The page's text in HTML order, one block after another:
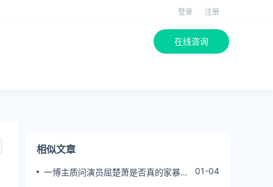
登录 注册
在线咨询
相似文章
一博主质问演员屈楚萧是否真的家暴,
01-04